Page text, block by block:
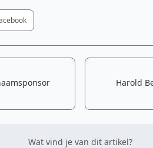
Harold
Wat vind je van dit artikel?